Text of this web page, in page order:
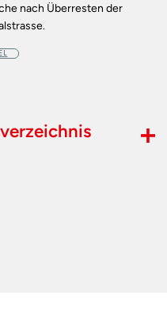
nach Überresten der